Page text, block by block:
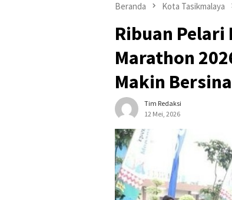
Beranda Kota Tasikmalaya
Ribuan Pelari
Marathon
Makin
Tim Redaksi
12 Mei, 2026